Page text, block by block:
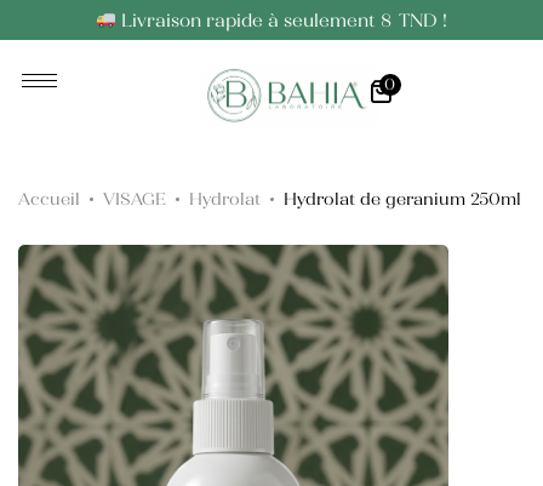
Livraison rapide à seulement 8 TND !
0
Accueil VISAGE Hydrolat Hydrolat de geranium 250ml
Huiles Essentielles